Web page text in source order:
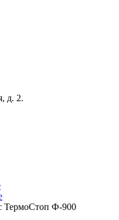
д. 2.
ТермоСтоп Ф-900